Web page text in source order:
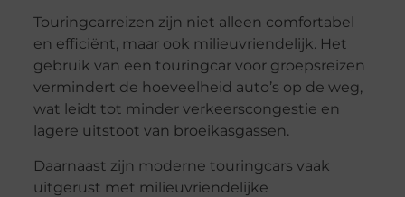
Touringcarreizen zijn niet alleen comfortabel
en efficiënt, maar ook milieuvriendelijk. Het
gebruik van een touringcar voor groepsreizen
vermindert de hoeveelheid auto’s op de weg,
wat leidt tot minder verkeerscongestie en
lagere uitstoot van broeikasgassen.
Daarnaast zijn moderne touringcars vaak
uitgerust met milieuvriendelijke